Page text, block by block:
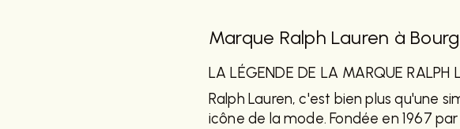
Marque Ralph Lauren à
LA LÉGENDE DE LA MARQUE RALPH
Ralph Lauren, c'est bien plus qu'une
icône de la mode. Fondée en 1967